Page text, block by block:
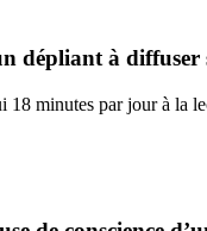
dépliant à diffuser
18 minutes par jour à